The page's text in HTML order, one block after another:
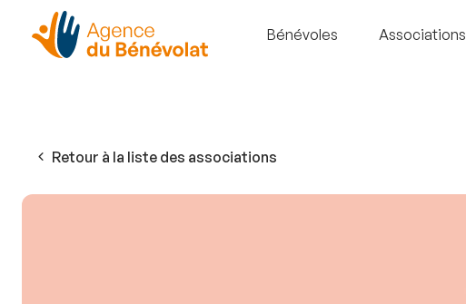
Bénévoles Associations
Retour à la liste des associations